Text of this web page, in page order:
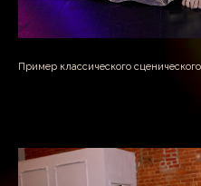
Пример классического